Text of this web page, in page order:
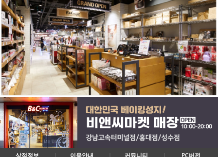
상점정보 이용안내 커뮤니티 PC버전